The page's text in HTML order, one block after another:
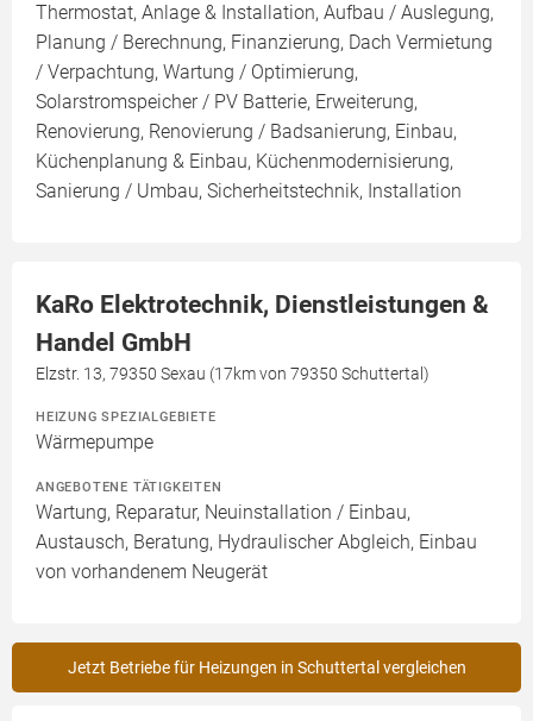
Thermostat, Anlage & Installation, Aufbau / Auslegung,
Planung / Berechnung, Finanzierung, Dach Vermietung
/ Verpachtung, Wartung / Optimierung,
Solarstromspeicher / PV Batterie, Erweiterung,
Renovierung, Renovierung / Badsanierung, Einbau,
Küchenplanung & Einbau, Küchenmodernisierung,
Sanierung / Umbau, Sicherheitstechnik, Installation
KaRo Elektrotechnik, Dienstleistungen &
Handel GmbH
Elzstr. 13, 79350 Sexau (17km von 79350 Schuttertal)
HEIZUNG SPEZIALGEBIETE
Wärmepumpe
ANGEBOTENE TÄTIGKEITEN
Wartung, Reparatur, Neuinstallation / Einbau,
Austausch, Beratung, Hydraulischer Abgleich, Einbau
von vorhandenem Neugerät
Jetzt Betriebe für Heizungen in Schuttertal vergleichen